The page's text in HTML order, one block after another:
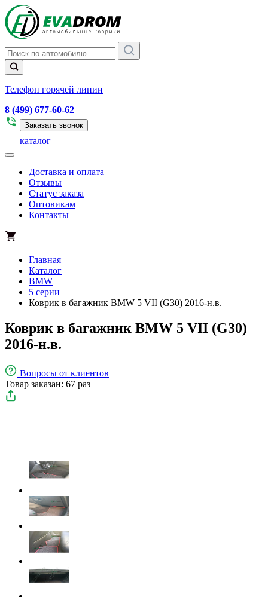
Телефон горячей линии
8 (499) 677-60-62
Заказать звонок
каталог
Доставка и оплата
Отзывы
Статус заказа
Оптовикам
Контакты
Главная
Каталог
BMW
5 серии
Коврик в багажник BMW 5 VII (G30) 2016-н.в.
Коврик в багажник BMW 5 VII (G30)
2016-н.в.
Вопросы от клиентов
Товар заказан: 67 раз